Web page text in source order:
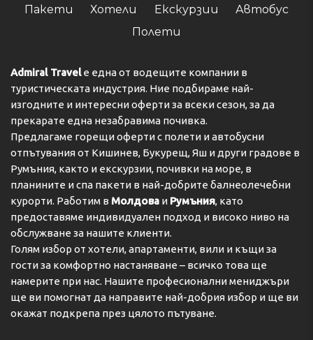
Пакети Хотели Екскурзии
Автобус
Полети
Admiral Travelе една от водещите компании в
туристическата индустрия. Ние подбираме най-
изгодните и интересни оферти за всеки сезон, за да
прекарате една незабравима почивка.
Предлагаме горещи оферти с полети и автобусни
отпътувания от Кишинев, Букурещ, Яш и други градове в
Румъния, както и екскурзии, почивки на море, в
планините и спа пакети в най-добрите балнеолечебни
курорти. Работим в Молдова и Румъния, като
предоставяме индивидуален подход и високо ниво на
обслужване за нашите клиенти.
Голям избор от хотели, апартаменти, вили и къщи за
гости за комфортно настаняване – всичко това ще
намерите при нас. Нашите професионални мениджъри
ще ви помогнат да направите най-добрия избор и ще ви
окажат подкрепа през цялото пътуване.